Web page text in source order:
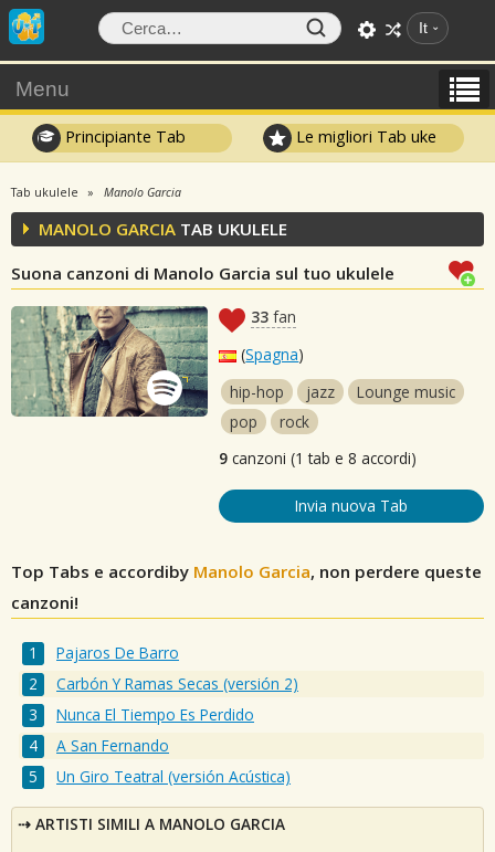
It
Menu
Principiante Tab Le migliori Tab uke
Tab ukulele Manolo Garcia
MANOLO GARCIA TAB UKULELE
Suona canzoni di Manolo Garcia sul tuo ukulele
33 fan
(Spagna)
hip-hop
jazz
Lounge music
pop
rock
9 canzoni (1 tab e 8 accordi)
Invia nuova Tab
Top Tabs e accordiby Manolo Garcia, non perdere queste
canzoni!
Pajaros De Barro
Carbón Y Ramas Secas (versión 2)
Nunca El Tiempo Es Perdido
A San Fernando
Un Giro Teatral (versión Acústica)
ARTISTI SIMILI A MANOLO GARCIA